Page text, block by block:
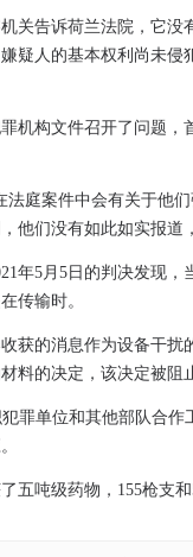
关告诉荷兰法院，它
疑人的基本权利尚未侵
机构文件召开了问题，
法庭案件中会有关于他
他们没有如此如实报道，
年5月5日的判决发现
传输时。
获的消息作为设备干扰
料的决定，该决定被阻
罪单位和其他部队合作
五吨级药物，155枪支和